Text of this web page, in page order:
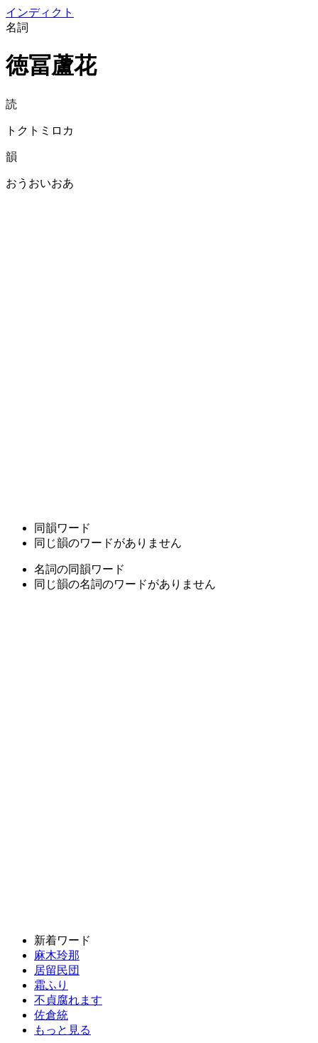
インディクト
名詞
徳冨蘆花
読
トクトミロカ
韻
おうおいおあ
同韻ワード
同じ韻のワードがありません
名詞の同韻ワード
同じ韻の名詞のワードがありません
新着ワード
麻木玲那
居留民団
霜ふり
不貞腐れます
佐倉統
もっと見る